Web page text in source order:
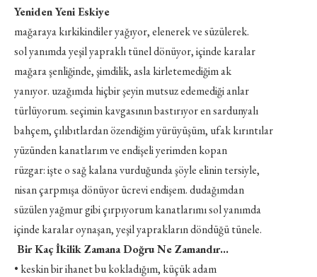
Yeniden Yeni Eskiye
mağaraya kırkikindiler yağıyor, elenerek ve süzülerek.
sol yanımda yeşil yapraklı tünel dönüyor, içinde karalar
mağara şenliğinde, şimdilik, asla kirletemediğim ak
yanıyor. uzağımda hiçbir şeyin mutsuz edemediği anlar
türlüyorum. seçimin kavgasının bastırıyor en sardunyalı
bahçem, çılıbıtlardan özendiğim yürüyüşüm, ufak kırıntılar
yüzünden kanatlarım ve endişeli yerimden kopan
rüzgar: işte o sağ kalana vurduğunda şöyle elinin tersiyle,
nisan çarpmışa dönüyor ücrevi endişem. dudağımdan
süzülen yağmur gibi çırpıyorum kanatlarımı sol yanımda
içinde karalar oynaşan, yeşil yaprakların döndüğü tünele.
Bir Kaç İkilik Zamana Doğru Ne Zamandır…
• keskin bir ihanet bu kokladığım, küçük adam